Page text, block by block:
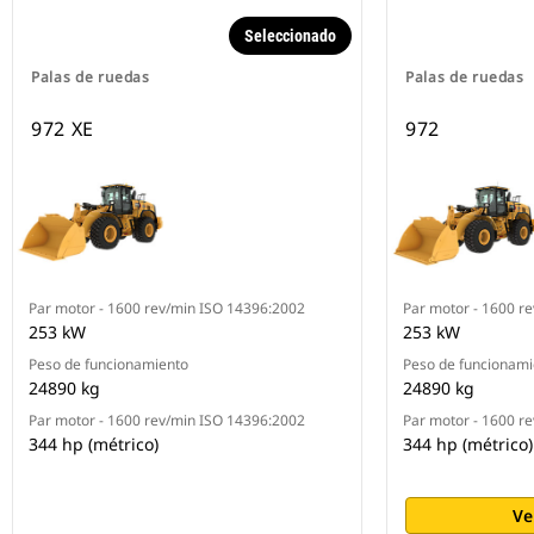
Palas de ruedas
Seleccionado
972 XE
Par motor - 1600 rev/min ISO 14396:2002
253 kW
Peso de funcionamiento
24890 kg
Par motor - 1600 rev/min ISO 14396:2002
344 hp (métrico)
Palas de ruedas
972
Par motor - 1600
253 kW
Peso de
24890 kg
Par motor - 1600
344 hp (métrico)